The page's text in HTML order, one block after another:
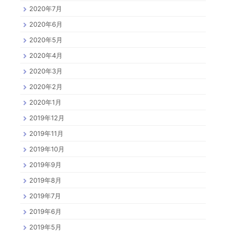
2020年7月
2020年6月
2020年5月
2020年4月
2020年3月
2020年2月
2020年1月
2019年12月
2019年11月
2019年10月
2019年9月
2019年8月
2019年7月
2019年6月
2019年5月